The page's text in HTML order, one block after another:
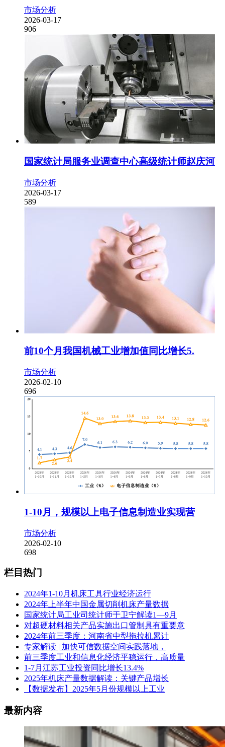
市场分析
2026-03-17
906
国家统计局服务业调查中心高级统计师赵庆河
市场分析
2026-03-17
589
前10个月我国机械工业增加值同比增长5.
市场分析
2026-02-10
696
1-10月，规模以上电子信息制造业实现营
市场分析
2026-02-10
698
栏目热门
2024年1-10月机床工具行业经济运行
2024年上半年中国金属切削机床产量数据
国家统计局工业司统计师于卫宁解读1—9月
对超硬材料相关产品实施出口管制具有重要意
2024年前三季度：河南省中型拖拉机累计
专家解读 | 加快可信数据空间实践落地，
前三季度工业和信息化经济平稳运行，高质量
1-7月江苏工业投资同比增长13.4%
2025年机床产量数据解读：关键产品增长
【数据发布】2025年5月份规模以上工业
最新内容